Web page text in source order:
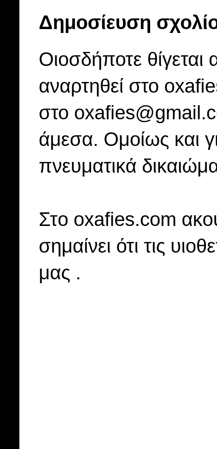
Δημοσίευση
Οιοσδήποτε
αναρτηθεί στο
στο
άμεσα. Ομοίως και
πνευματικά
Στo oxafies.com
σημαίνει ότι τις
μας .